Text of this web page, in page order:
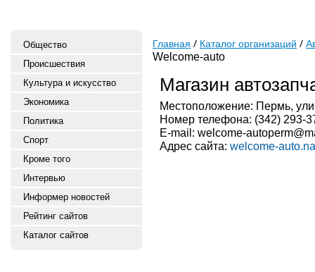
Общество
Происшествия
Культура и искусство
Экономика
Политика
Спорт
Кроме того
Интервью
Информер новостей
Рейтинг сайтов
Каталог сайтов
Главная Каталог организаций
Welcome-auto
Магазин
Местоположение: Пермь,
Номер телефона: (342) 293-
E-mail: welcome-
Адрес сайта: welcome-